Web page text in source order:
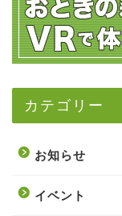
カテゴリー
お知らせ
イベント